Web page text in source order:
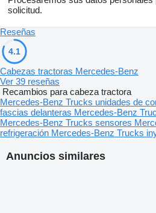
solicitud.
Anuncios similares
Reseñas
4.1
Cabezas tractoras Mercedes-Benz
Ver 39 reseñas
Recambios para cabeza tractora
Mercedes-Benz Trucks unidades de
fascias delanteras Mercedes-Benz
Mercedes-Benz Trucks sensores
refrigeración Mercedes-Benz Trucks